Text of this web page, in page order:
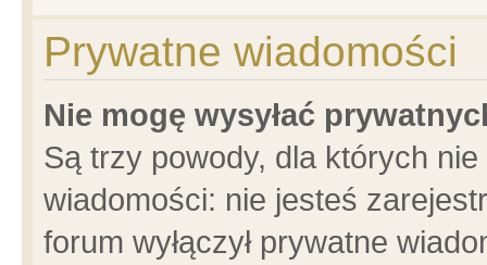
Prywatne wiadomości
Nie mogę wysyłać
Są trzy powody, dla których
wiadomości: nie jesteś
forum wyłączył prywatne